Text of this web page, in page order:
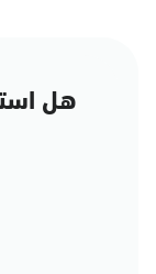
هل